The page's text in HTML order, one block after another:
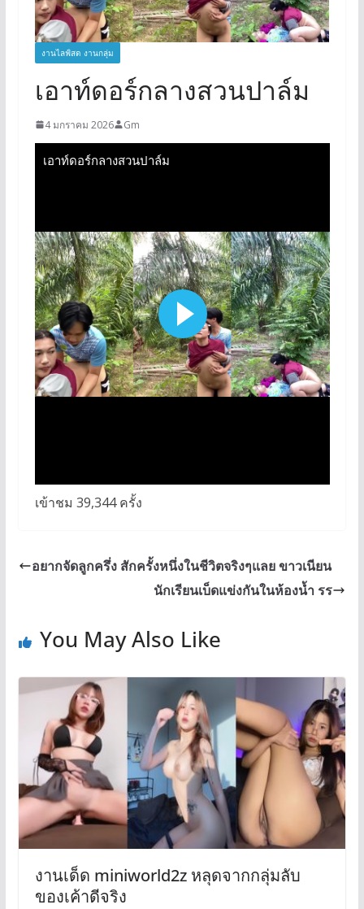
งานไลฟ์สด งานกลุ่ม
เอาท์ดอร์กลางสวนปาล์ม
4 มกราคม 2026 Gm
เข้าชม 39,344 ครั้ง
อยากจัดลูกครึ่ง สักครั้งหนึ่งในชีวิตจริงๆแลย ขาวเนียน
นักเรียนเบ็ดแข่งกันในห้องน้ำ รร
You May Also Like
งานเด็ด miniworld2z หลุดจากกลุ่มลับ
ของเค้าดีจริง